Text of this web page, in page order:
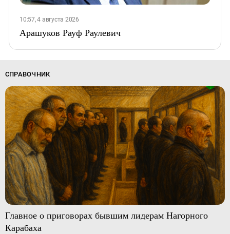
10:57, 4 августа 2026
Арашуков Рауф Раулевич
СПРАВОЧНИК
Главное о приговорах бывшим лидерам Нагорного
Карабаха